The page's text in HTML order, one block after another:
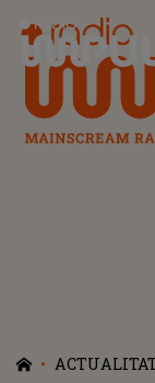
Radio Impuls